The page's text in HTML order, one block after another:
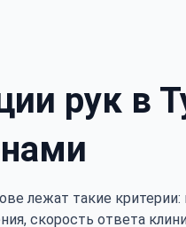
рук в
лежат такие
скорость ответа